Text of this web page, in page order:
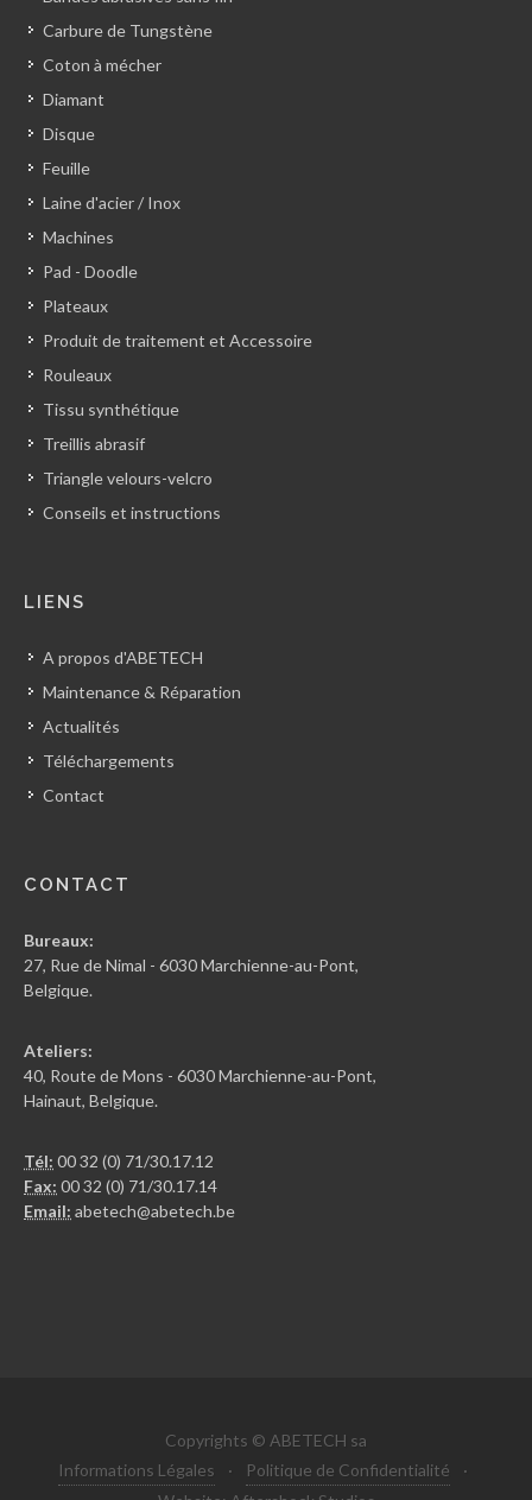
Carbure de Tungstène
Coton à mécher
Diamant
Disque
Feuille
Laine d'acier / Inox
Machines
Pad - Doodle
Plateaux
Produit de traitement et Accessoire
Rouleaux
Tissu synthétique
Treillis abrasif
Triangle velours-velcro
Conseils et instructions
LIENS
A propos d'ABETECH
Maintenance & Réparation
Actualités
Téléchargements
Contact
CONTACT
Bureaux:
27, Rue de Nimal - 6030 Marchienne-au-Pont,
Belgique.
Ateliers:
40, Route de Mons - 6030 Marchienne-au-Pont,
Hainaut, Belgique.
Tél: 00 32 (0) 71/30.17.12
Fax: 00 32 (0) 71/30.17.14
Email: abetech@abetech.be
Copyrights © ABETECH sa
Informations Légales
· Politique de Confidentialité
·